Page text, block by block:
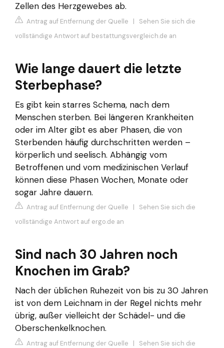
Zellen des Herzgewebes ab.
Antrag auf Entfernung der Quelle | Sehen Sie sich die
vollständige Antwort auf bestattungsvergleich.de an
Wie lange dauert die letzte
Sterbephase?
Es gibt kein starres Schema, nach dem
Menschen sterben. Bei längeren Krankheiten
oder im Alter gibt es aber Phasen, die von
Sterbenden häufig durchschritten werden –
körperlich und seelisch. Abhängig vom
Betroffenen und vom medizinischen Verlauf
können diese Phasen Wochen, Monate oder
sogar Jahre dauern.
Antrag auf Entfernung der Quelle | Sehen Sie sich die
vollständige Antwort auf ergo.de an
Sind nach 30 Jahren noch
Knochen im Grab?
Nach der üblichen Ruhezeit von bis zu 30 Jahren
ist von dem Leichnam in der Regel nichts mehr
übrig, außer vielleicht der Schädel- und die
Oberschenkelknochen.
Antrag auf Entfernung der Quelle | Sehen Sie sich die